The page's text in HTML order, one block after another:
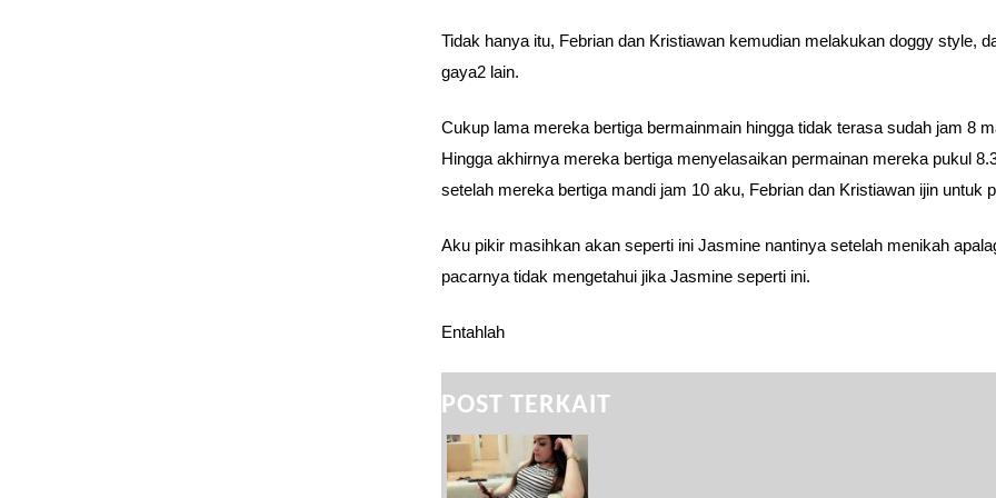
Tidak hanya itu, Febrian dan Kristiawan kemudian melakukan doggy style,
gaya2 lain.
Cukup lama mereka bertiga bermainmain hingga tidak terasa sudah jam 8
Hingga akhirnya mereka bertiga menyelasaikan permainan mereka pukul
setelah mereka bertiga mandi jam 10 aku, Febrian dan Kristiawan ijin untuk
Aku pikir masihkan akan seperti ini Jasmine nantinya setelah menikah
pacarnya tidak mengetahui jika Jasmine seperti ini.
Entahlah
POST TERKAIT